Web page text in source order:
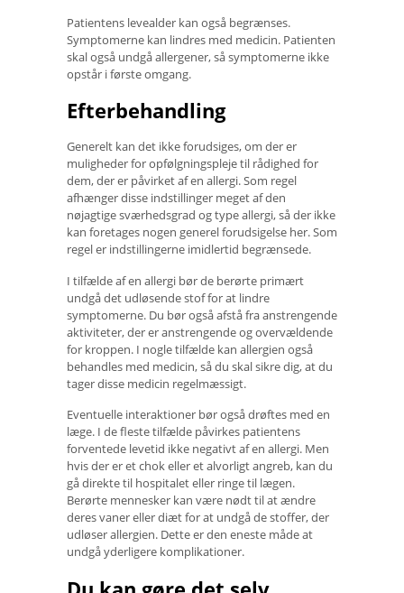
Patientens levealder kan også begrænses.
Symptomerne kan lindres med medicin. Patienten
skal også undgå allergener, så symptomerne ikke
opstår i første omgang.
Efterbehandling
Generelt kan det ikke forudsiges, om der er
muligheder for opfølgningspleje til rådighed for
dem, der er påvirket af en allergi. Som regel
afhænger disse indstillinger meget af den
nøjagtige sværhedsgrad og type allergi, så der ikke
kan foretages nogen generel forudsigelse her. Som
regel er indstillingerne imidlertid begrænsede.
I tilfælde af en allergi bør de berørte primært
undgå det udløsende stof for at lindre
symptomerne. Du bør også afstå fra anstrengende
aktiviteter, der er anstrengende og overvældende
for kroppen. I nogle tilfælde kan allergien også
behandles med medicin, så du skal sikre dig, at du
tager disse medicin regelmæssigt.
Eventuelle interaktioner bør også drøftes med en
læge. I de fleste tilfælde påvirkes patientens
forventede levetid ikke negativt af en allergi. Men
hvis der er et chok eller et alvorligt angreb, kan du
gå direkte til hospitalet eller ringe til lægen.
Berørte mennesker kan være nødt til at ændre
deres vaner eller diæt for at undgå de stoffer, der
udløser allergien. Dette er den eneste måde at
undgå yderligere komplikationer.